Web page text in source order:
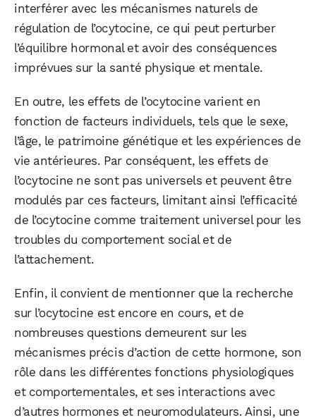
interférer avec les mécanismes naturels de
régulation de l’ocytocine, ce qui peut perturber
l’équilibre hormonal et avoir des conséquences
imprévues sur la santé physique et mentale.
En outre, les effets de l’ocytocine varient en
fonction de facteurs individuels, tels que le sexe,
l’âge, le patrimoine génétique et les expériences de
vie antérieures. Par conséquent, les effets de
l’ocytocine ne sont pas universels et peuvent être
modulés par ces facteurs, limitant ainsi l’efficacité
de l’ocytocine comme traitement universel pour les
troubles du comportement social et de
l’attachement.
Enfin, il convient de mentionner que la recherche
sur l’ocytocine est encore en cours, et de
nombreuses questions demeurent sur les
mécanismes précis d’action de cette hormone, son
rôle dans les différentes fonctions physiologiques
et comportementales, et ses interactions avec
d’autres hormones et neuromodulateurs. Ainsi, une